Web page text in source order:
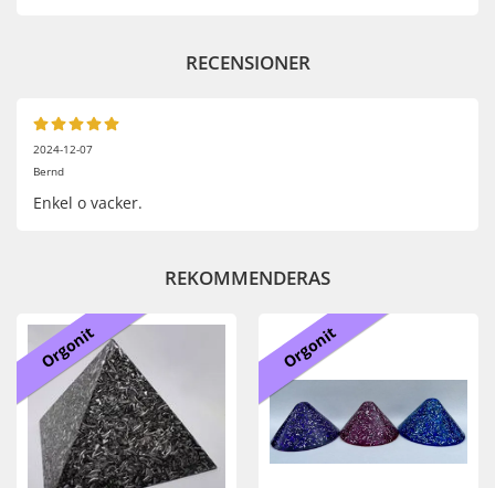
RECENSIONER
2024-12-07
Bernd
Enkel o vacker.
REKOMMENDERAS
Orgonit Orgonit